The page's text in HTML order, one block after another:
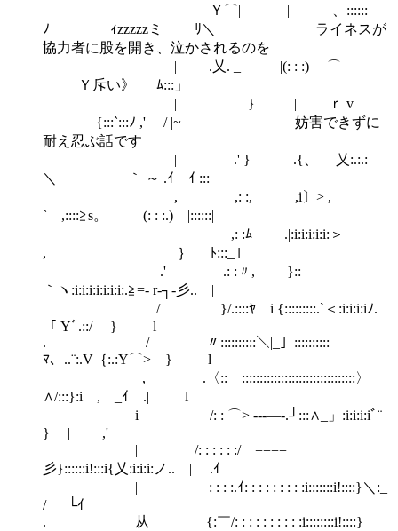
Ｙ⌒| | ゝ、::::::
ﾉ ｨzzzzzミ ﾘ＼ ライネスが
協力者に股を開き、泣かされるのを
| .乂. _ |(: : :) ⌒
Ｙ斥い》 ﾑ:::」
| } | ｒ v
{:::`:::ﾉ ,' / |~ 妨害できずに
耐え忍ぶ話です
| .' } .{、 乂:.:.:
＼ ｀ ～ .ｲ ｲ :::|
, ,: :, ,i〕> ,
` ,::::≧s。 (: : :.) |::::::|
,: :ﾑ .|:i:i:i:i:i:＞
, ｝ ﾄ:::_」
.' .: :〃, }::
｀ヽ:i:i:i:i:i:i:i:.≧=‐ r‐┐‐彡.. |
/ }/.::::ﾔ i {:::::::::.`＜:i:i:i:iﾉ.
「 Yﾞ.::/ } l
. / 〃::::::::::＼|_」::::::::::
ﾏ、..¨:.V｛:.:Y⌒> } l
, .〈::__::::::::::::::::::::::::::::::::〉
∧/:::}:iゝ,ゝ_ｲ .| l
i /: : ⌒> ‐‐‐―‐.┘:::∧_」:i:i:i:iﾞ¨
} | ,'
| /: : : : : :/ゝ====
彡}::::::i!:::i{乂:i:i:i:ノ.. | .ｲ
| ゝ: : : :.ｲ: : : : : : : : :i:::::::i!::::}＼:_
/ └ｲ
. 从 {:￣/: : : : : : : : : :i::::::::i!::::}